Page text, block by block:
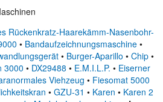
Rückenkratz-Haarekämm-Nasenbohr-
• Bandaufzeichnungsmaschine •
• Burger-Aparillo • Chip •
3000 • DX29488 • E.M.I.L.P. • Eiserner
Viehzeug • Fiesomat 5000
• GZU-31 • Karen • Karen 2